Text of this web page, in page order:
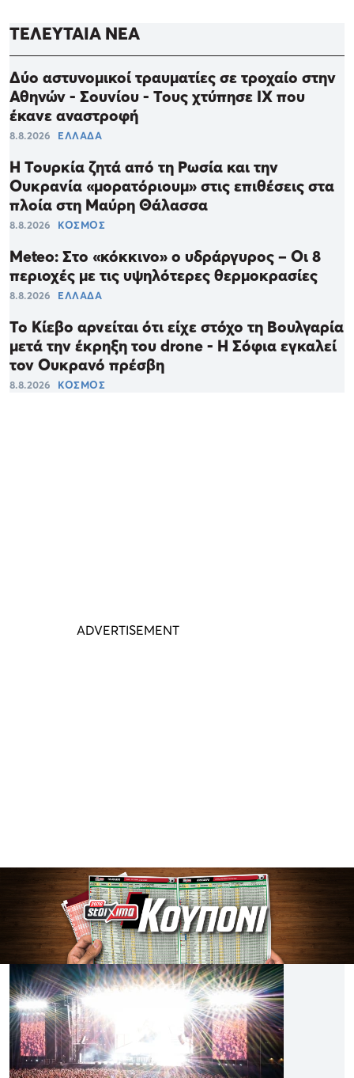
ΤΕΛΕΥΤΑΙΑ ΝΕΑ
Δύο αστυνομικοί τραυματίες σε τροχαίο στην
Αθηνών - Σουνίου - Τους χτύπησε ΙΧ που
έκανε αναστροφή
8.8.2026 ΕΛΛΑΔΑ
Η Τουρκία ζητά από τη Ρωσία και την
Ουκρανία «μορατόριουμ» στις επιθέσεις στα
πλοία στη Μαύρη Θάλασσα
8.8.2026 ΚΟΣΜΟΣ
Meteo: Στο «κόκκινο» ο υδράργυρος – Οι 8
περιοχές με τις υψηλότερες θερμοκρασίες
8.8.2026 ΕΛΛΑΔΑ
Το Κίεβο αρνείται ότι είχε στόχο τη Βουλγαρία
μετά την έκρηξη του drone - Η Σόφια εγκαλεί
τον Ουκρανό πρέσβη
8.8.2026 ΚΟΣΜΟΣ